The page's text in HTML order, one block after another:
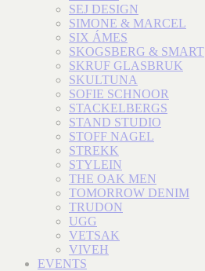
SEJ DESIGN
SIMONE & MARCEL
SIX ÁMES
SKOGSBERG & SMART
SKRUF GLASBRUK
SKULTUNA
SOFIE SCHNOOR
STACKELBERGS
STAND STUDIO
STOFF NAGEL
STREKK
STYLEIN
THE OAK MEN
TOMORROW DENIM
TRUDON
UGG
VETSAK
VIVEH
EVENTS